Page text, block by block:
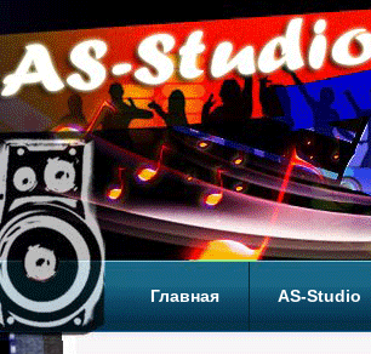
Главная AS-Studio